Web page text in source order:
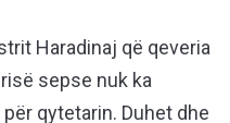
Haradinaj që qeveria
sepse nuk ka
qytetarin. Duhet dhe